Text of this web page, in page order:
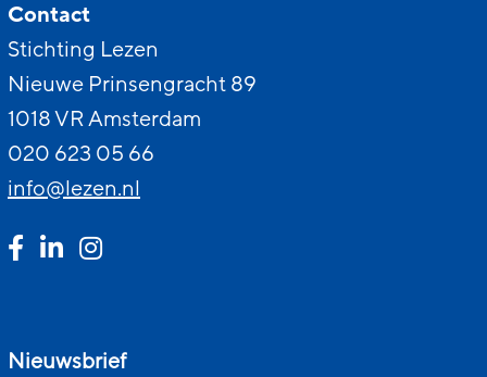
Contact
Stichting Lezen
Nieuwe Prinsengracht 89
1018 VR Amsterdam
020 623 05 66
info@lezen.nl
Nieuwsbrief